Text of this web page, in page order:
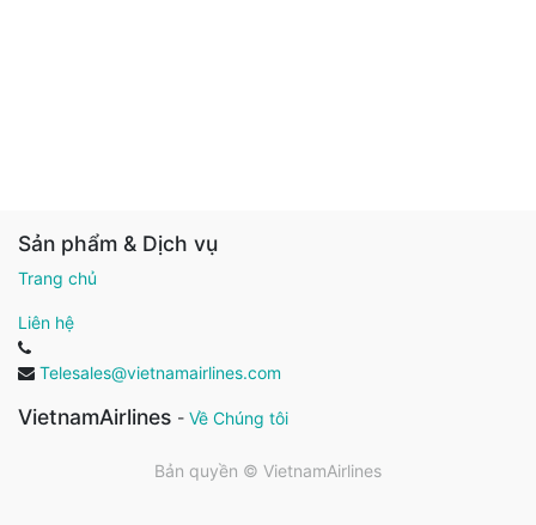
Sản phẩm & Dịch vụ
Trang chủ
Liên hệ
Telesales@vietnamairlines.com
VietnamAirlines - Về Chúng tôi
Bản quyền © VietnamAirlines